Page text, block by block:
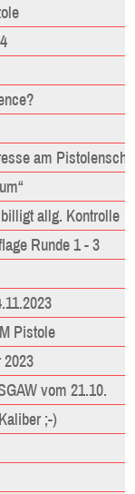
am
allg. Kontrolle
Runde 1 - 3
Pistole
vom 21.10.
;-)